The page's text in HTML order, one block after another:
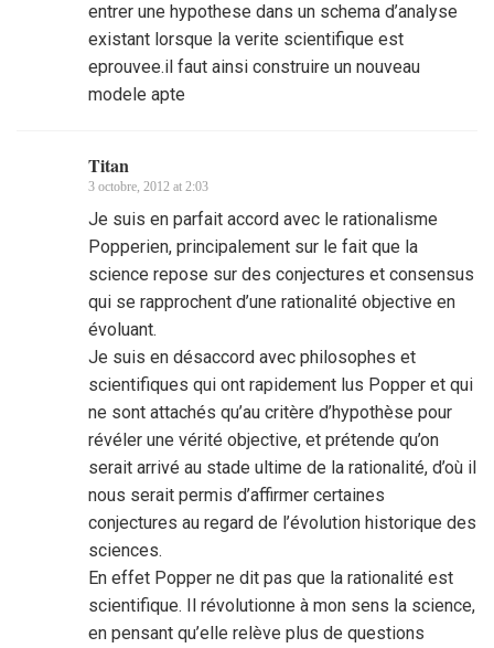
entrer une hypothese dans un schema d’analyse
existant lorsque la verite scientifique est
eprouvee.il faut ainsi construire un nouveau
modele apte
Titan
3 octobre, 2012 at 2:03
Je suis en parfait accord avec le rationalisme
Popperien, principalement sur le fait que la
science repose sur des conjectures et consensus
qui se rapprochent d’une rationalité objective en
évoluant.
Je suis en désaccord avec philosophes et
scientifiques qui ont rapidement lus Popper et qui
ne sont attachés qu’au critère d’hypothèse pour
révéler une vérité objective, et prétende qu’on
serait arrivé au stade ultime de la rationalité, d’où il
nous serait permis d’affirmer certaines
conjectures au regard de l’évolution historique des
sciences.
En effet Popper ne dit pas que la rationalité est
scientifique. Il révolutionne à mon sens la science,
en pensant qu’elle relève plus de questions